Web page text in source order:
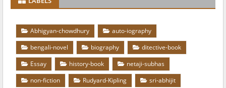
Abhigyan-chowdhury
auto-iography
bengali-novel
biography
ditective-book
Essay
history-book
netaji-subhas
non-fiction
Rudyard-Kipling
sri-abhijit